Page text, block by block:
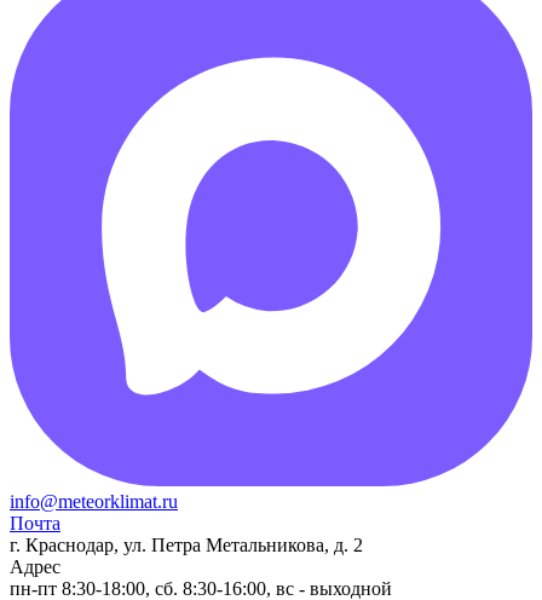
info@meteorklimat.ru
Почта
г. Краснодар, ул. Петра Метальникова, д. 2
Адрес
пн-пт 8:30-18:00, сб. 8:30-16:00, вс - выходной